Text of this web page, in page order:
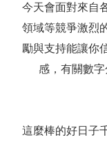
今天會面對來自
領域等競爭激烈
勵與支持能讓你
感，有關數字
這麼棒的好日子